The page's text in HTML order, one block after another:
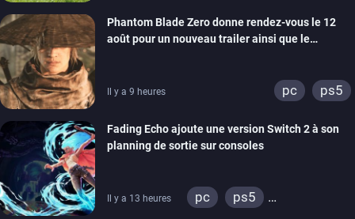
Phantom Blade Zero donne rendez-vous le 12
août pour un nouveau trailer ainsi que le
Il y a 9 heures pc ps5
Fading Echo ajoute une version Switch 2 à son
planning de sortie sur consoles
Il y a 13 heures pc
ps5